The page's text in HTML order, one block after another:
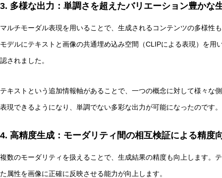
抽象語に残る「感覚の痕跡」とは？言語モデルと感覚モデ
3. 多様な出力：単調さを超えたバリエーション豊かな
マルチモーダル表現を用いることで、生成されるコンテンツの多様性
モデルにテキストと画像の共通埋め込み空間（CLIPによる表現）を用
認されました。
テキストという追加情報軸があることで、一つの概念に対して様々な
表現できるようになり、単調でない多彩な出力が可能になったのです。
4. 高精度生成：モーダリティ間の相互検証による精度
複数のモーダリティを扱えることで、生成結果の精度も向上します。
た属性を画像に正確に反映させる能力が向上します。